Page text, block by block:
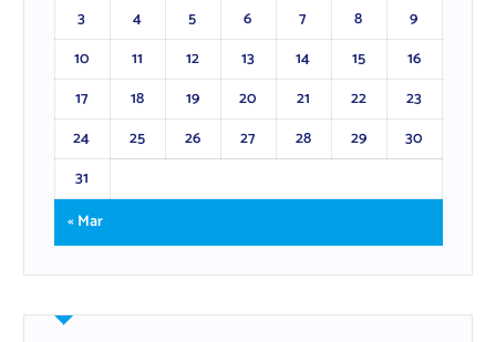
3
4 5 6 7 8
9
10
11 12 13 14 15
16
17
18 19 20 21 22
23
24
25 26 27 28 29
30
31
« Mar